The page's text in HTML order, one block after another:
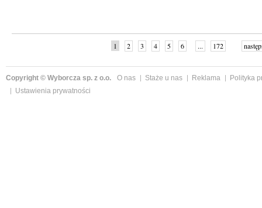
1 2 3 4 5 6 ... 172
Copyright © Wyborcza sp. z o.o. O nas Staże u nas Reklama
Polityka
Ustawienia prywatności